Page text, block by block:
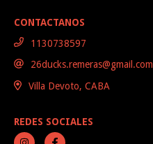
CONTACTANOS
1130738597
26ducks.remeras@gmail.com
Villa Devoto, CABA
REDES SOCIALES